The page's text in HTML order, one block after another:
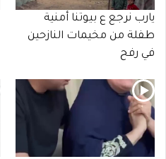
يارب نرجع ع بيوتنا أمنية
طفلة من مخيمات النازحين
في رفح